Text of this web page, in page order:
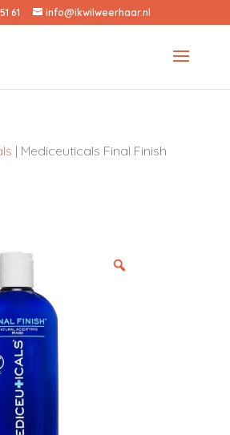
61 info@ikwilweerhaar.nl
| Mediceuticals Final Finish